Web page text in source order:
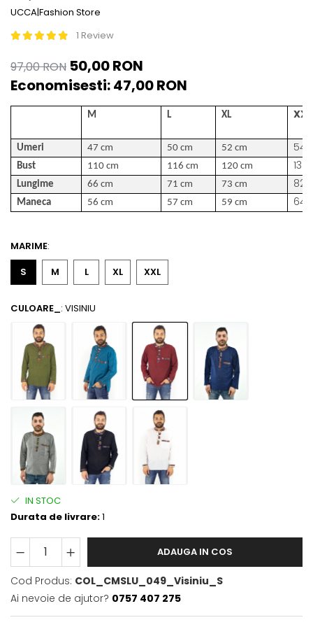
ACCESORII DE IARNĂ
Căciuli
Bentițe
Mănuși
Jambiere din Lână
UCCA|Fashion Store
1 Review
97,00 RON 50,00 RON
Economisesti:47,00RON
M L XL XXL
Umeri 47 cm 50 cm 52 cm
Bust 110 cm 116 cm 120 cm
Lungime 66 cm 71 cm 73 cm
Maneca 56 cm 57 cm 59 cm
MARIME:
S
M L XL XXL
CULOARE_ : VISINIU
IN STOC
Durata de livrare:1
ADAUGA IN COS
Cod Produs: COL_CMSLU_049_Visiniu_S
Ai nevoie de ajutor? 0757 407 275